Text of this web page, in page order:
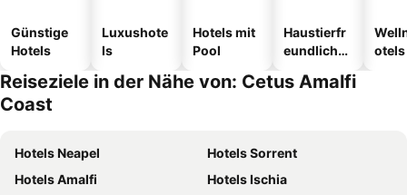
Günstige
Hotels
Luxushote
ls
Hotels mit
Pool
Haustierfr
eundliche
otels
Reiseziele in der Nähe von: Cetus Amalfi
Coast
Hotels Neapel
Hotels Sorrent
Hotels Amalfi
Hotels Ischia